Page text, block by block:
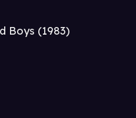
Boys (1983)